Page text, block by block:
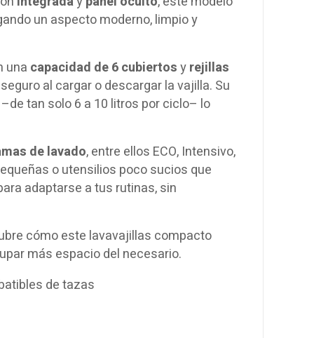
un aspecto moderno, limpio y
una capacidad de 6 cubiertosyrejillas
al cargar o descargar la vajilla. Su
tan solo 6 a 10 litros por ciclo– lo
de lavado, entre ellos ECO, Intensivo,
o utensilios poco sucios que
adaptarse a tus rutinas, sin
cómo este lavavajillas compacto
más espacio del necesario.
de tazas